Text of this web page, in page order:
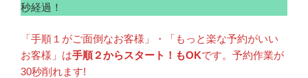
秒経過！
「手順１がご面倒なお客様」・「もっと楽な予約がいい
お客様」は手順２からスタート！もOKです。予約作業が
30秒削れます!